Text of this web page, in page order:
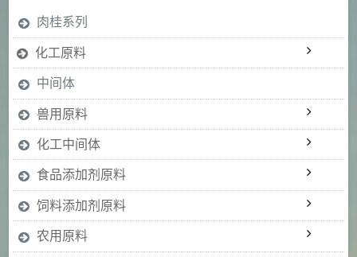
肉桂系列
化工原料
中间体
兽用原料
化工中间体
食品添加剂原料
饲料添加剂原料
农用原料